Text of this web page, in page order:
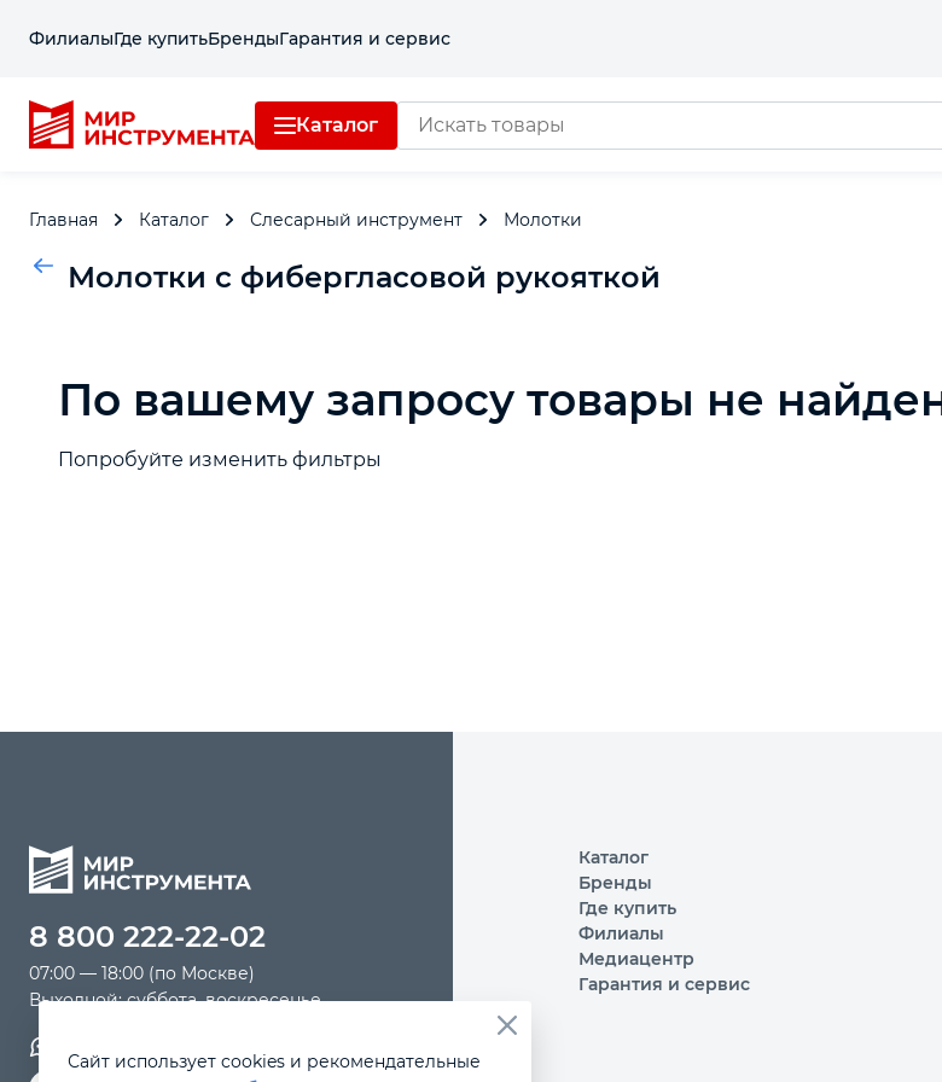
ФилиалыГде купитьБрендыГарантия и сервис
Каталог
Садовый инвентарь
Измерительный инструмент
Главная Каталог Слесарный инструмент Молотки
Молотки с фибергласовой рукояткой
По вашему запросу товары не
Попробуйте изменить фильтры
8 800 222-22-02
07:00 — 18:00 (по Москве)
Выходной: суббота, воскресенье
Каталог
Бренды
Где купить
Филиалы
Медиацентр
Гарантия и сервис
Сайт использует cookies и рекомендательные